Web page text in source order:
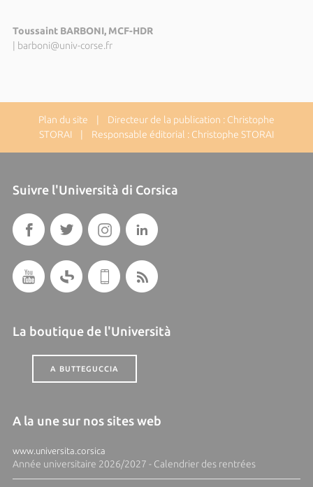
Toussaint BARBONI, MCF-HDR
barboni@univ-corse.fr
Plan du site | Directeur de la publication : Christophe
STORAI | Responsable éditorial : Christophe STORAI
Suivre l'Università di Corsica
La boutique de l'Università
A BUTTEGUCCIA
A la une sur nos sites web
www.universita.corsica
Année universitaire 2026/2027 - Calendrier des rentrées